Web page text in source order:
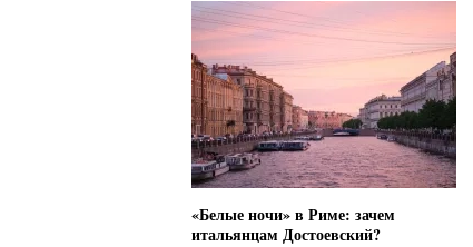
«Белые ночи» в Риме: зачем
итальянцам Достоевский?